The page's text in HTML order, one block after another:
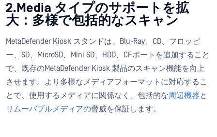
2.Media タイプのサポートを拡
大：多様で包括的なスキャン
MetaDefender Kiosk スタンドは、Blu-Ray、CD、フロッピ
ー、SD、MicroSD、Mini SD、HDD、CFポートを追加すること
で、既存のMetaDefender Kiosk 製品のスキャン機能を向上
させます。より多様なメディアフォーマットに対応するこ
とで、使用するメディアに関係なく、包括的な周辺機器と
リムーバブルメディアの脅威を保証します。